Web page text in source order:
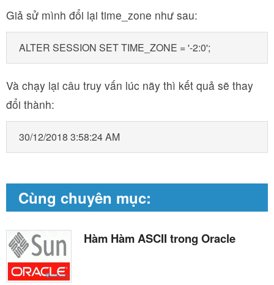
Giả sử mình đổi lại time_zone như sau:
ALTER SESSION SET TIME_ZONE = '-2:0';
Và chạy lại câu truy vấn lúc nãy thì kết quả sẽ thay
đổi thành:
30/12/2018 3:58:24 AM
Cùng chuyên mục:
Hàm Hàm ASCII trong Oracle